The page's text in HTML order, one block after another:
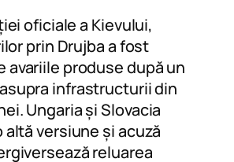
oficiale a Kievului,
prin Drujba a fost
avariile produse după un
infrastructurii din
Ungaria și Slovacia
versiune și acuză
reluarea